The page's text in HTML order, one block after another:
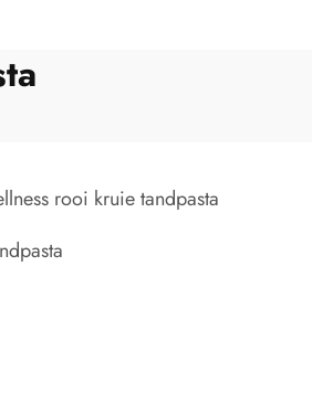
rooi kruie tandpasta